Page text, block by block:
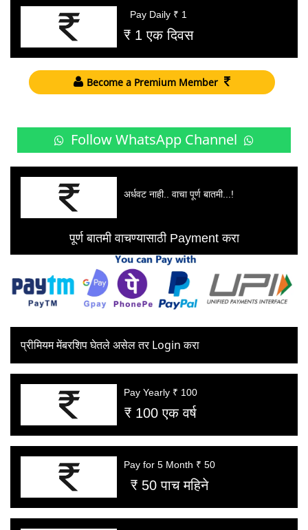
Pay Daily ₹ 1
₹ 1 एक दिवस
Become a Premium Member
Follow WhatsApp Channel
अर्धवट नाही.. वाचा पूर्ण बातमी...!
पूर्ण बातमी वाचण्यासाठी Payment करा
प्रीमियम मेंबरशिप घेतले असेल तर Login करा
Pay Yearly ₹ 100
₹ 100 एक वर्ष
Pay for 5 Month ₹ 50
₹ 50 पाच महिने